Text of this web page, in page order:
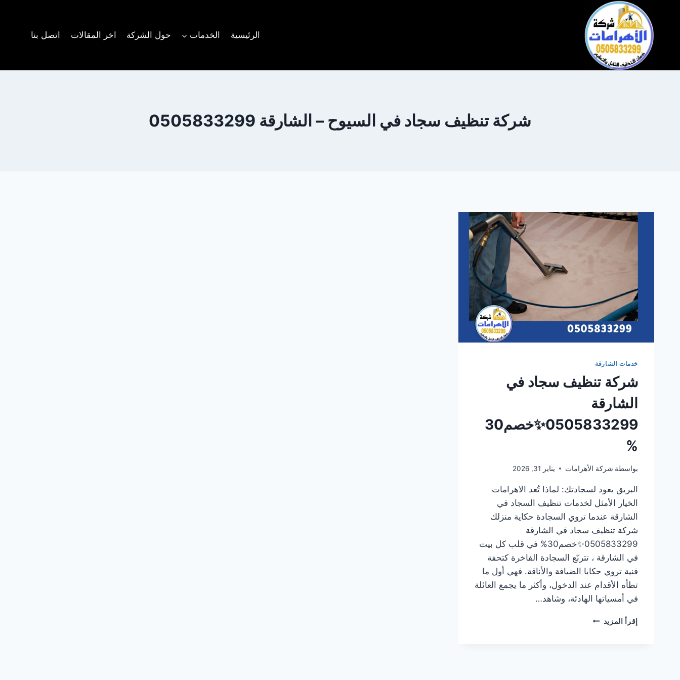
المحتوى
الرئيسية الخدمات حول الشركة اخر المقالات اتصل بنا
شركة تنظيف سجاد في السيوح – الشارقة 0505833299
خدمات الشارقة
شركة تنظيف سجاد في
الشارقة
0505833299✨خصم30
%
بواسطة شركة الأهرامات يناير 31, 2026
البريق يعود لسجادتك: لماذا تُعد الاهرامات
الخيار الأمثل لخدمات تنظيف السجاد في
الشارقة عندما تروي السجادة حكاية منزلك
شركة تنظيف سجاد في الشارقة
0505833299✨خصم30% في قلب كل بيت
في الشارقة ، تتربّع السجادة الفاخرة كتحفة
فنية تروي حكايا الضيافة والأناقة. فهي أول ما
تطأه الأقدام عند الدخول، وأكثر ما يجمع العائلة
في أمسياتها الهادئة، وشاهد…
إقرأ المزيد شركة